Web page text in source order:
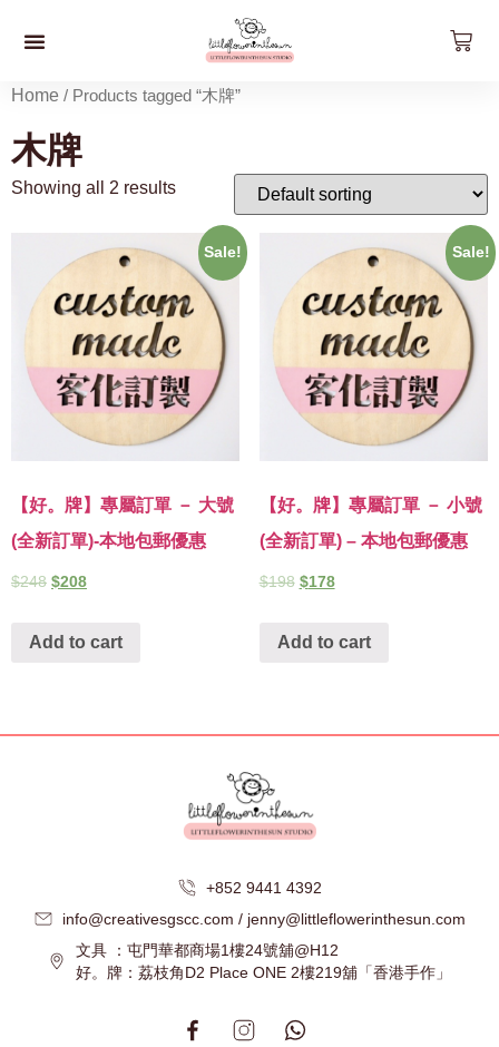
Home / Products tagged “木牌”
木牌
Showing all 2 results
Sale!
【好。牌】專屬訂單 － 大號
(全新訂單)-本地包郵優惠
$248 $208
Add to cart
Sale!
【好。牌】專屬訂單 － 小號
(全新訂單) – 本地包郵優惠
$198 $178
Add to cart
+852 9441 4392
info@creativesgscc.com / jenny@littleflowerinthesun.com
文具 ：屯門華都商場1樓24號舖@H12
好。牌：荔枝角D2 Place ONE 2樓219舖「香港手作」